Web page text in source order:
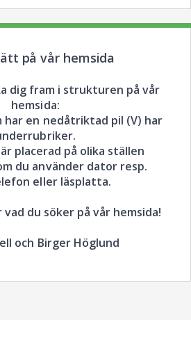
på vår hemsida
dig fram i strukturen på vår
hemsida:
har en nedåtriktad pil (V) har
placerad på olika ställen
du använder dator resp.
eller läsplatta.
du söker på vår hemsida!
och Birger Höglund